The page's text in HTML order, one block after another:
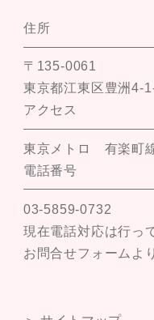
住所
〒135-0061
東京都江東区豊洲4-
アクセス
東京メトロ 有楽町
電話番号
03-5859-0732
現在電話対応は行っ
お問合せフォームよ